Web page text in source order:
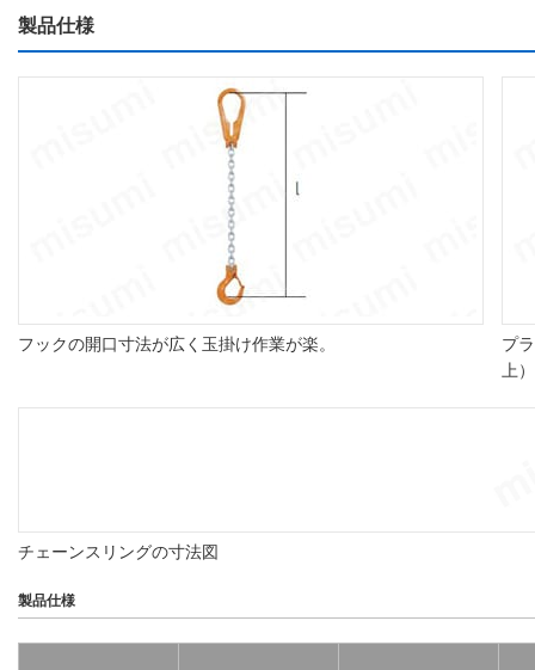
製品仕様
フックの開口寸法が広く玉掛け作業が楽。
プ
上
チェーンスリングの寸法図
製品仕様